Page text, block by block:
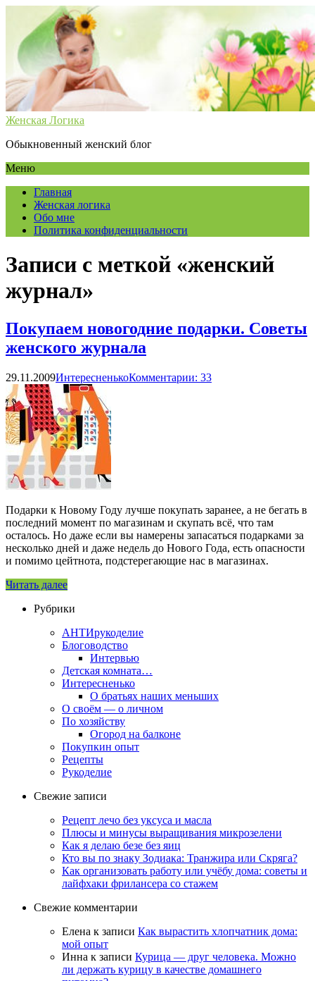
Женская Логика
Обыкновенный женский блог
Меню
Главная
Женская логика
Обо мне
Политика конфиденциальности
Записи с меткой «женский
журнал»
Покупаем новогодние подарки. Советы
женского журнала
29.11.2009ИнтересненькоКомментарии: 33
Подарки к Новому Году лучше покупать заранее, а не бегать в
последний момент по магазинам и скупать всё, что там
осталось. Но даже если вы намерены запасаться подарками за
несколько дней и даже недель до Нового Года, есть опасности
и помимо цейтнота, подстерегающие нас в магазинах.
Читать далее
Рубрики
АНТИрукоделие
Блоговодство
Интервью
Детская комната…
Интересненько
О братьях наших меньших
О своём — о личном
По хозяйству
Огород на балконе
Покупкин опыт
Рецепты
Рукоделие
Свежие записи
Рецепт лечо без уксуса и масла
Плюсы и минусы выращивания микрозелени
Как я делаю безе без яиц
Кто вы по знаку Зодиака: Транжира или Скряга?
Как организовать работу или учёбу дома: советы и
лайфхаки фрилансера со стажем
Свежие комментарии
Елена к записи Как вырастить хлопчатник дома:
мой опыт
Инна к записи Курица — друг человека. Можно
ли держать курицу в качестве домашнего